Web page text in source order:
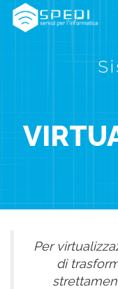
Per
di